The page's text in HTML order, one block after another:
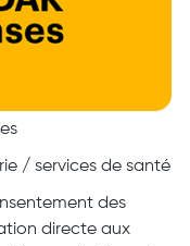
/ services de santé
des
directe aux